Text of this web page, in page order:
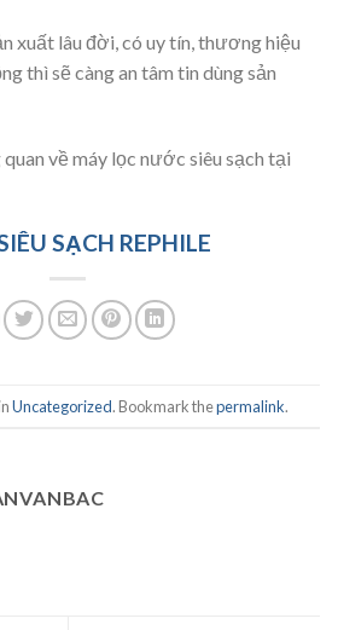
xuất lâu đời, có uy tín, thương hiệu
thì sẽ càng an tâm tin dùng sản
về máy lọc nước siêu sạch tại
SẠCH REPHILE
Uncategorized. Bookmark thepermalink.